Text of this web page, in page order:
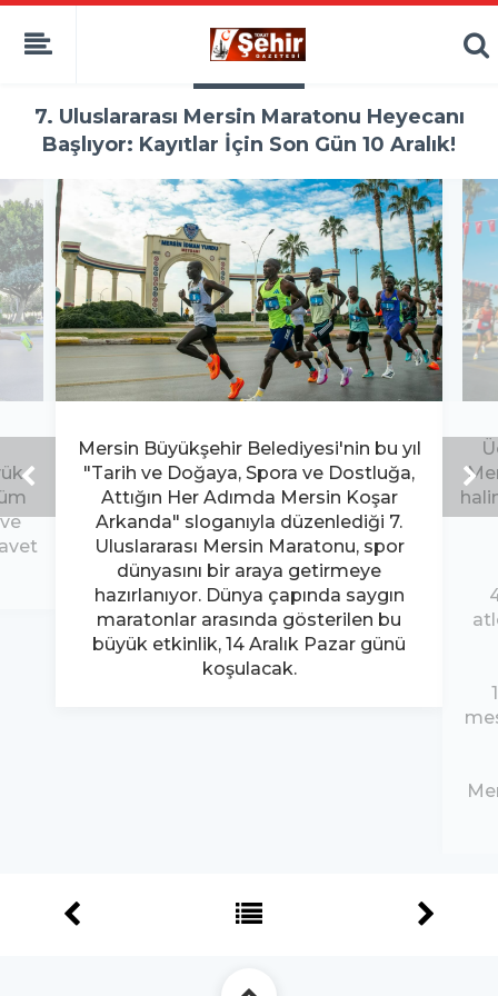
7. Uluslararası Mersin Maratonu Heyecanı
Başlıyor: Kayıtlar İçin Son Gün 10 Aralık!
Mersin Büyükşehir Belediyesi'nin bu yıl
"Tarih ve Doğaya, Spora ve Dostluğa,
Attığın Her Adımda Mersin Koşar
Arkanda" sloganıyla düzenlediği 7.
Uluslararası Mersin Maratonu, spor
dünyasını bir araya getirmeye
hazırlanıyor. Dünya çapında saygın
maratonlar arasında gösterilen bu
büyük etkinlik, 14 Aralık Pazar günü
koşulacak.